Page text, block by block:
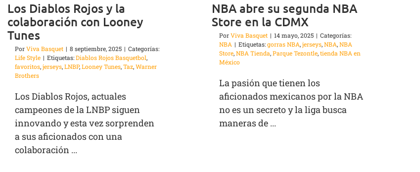
Los Diablos Rojos y la
colaboración con Looney
Tunes
PorViva Basquet | 8 septiembre, 2025 | Categorías:
Life Style | Etiquetas:Diablos Rojos Basquetbol,
favoritos,jerseys,LNBP,Looney Tunes,Taz,Warner
Brothers
Los Diablos Rojos, actuales
campeones de la LNBP siguen
innovando y esta vez sorprenden
a sus aficionados con una
colaboración ...
NBA abre su segunda NBA
Store en la CDMX
PorViva Basquet | 14 mayo, 2025 | Categorías:
NBA | Etiquetas:gorras NBA,jerseys,NBA,NBA
Store,NBA Tienda,Parque Tezontle,tienda NBA en
México
La pasión que tienen los
aficionados mexicanos por la NBA
no es un secreto y la liga busca
maneras de ...